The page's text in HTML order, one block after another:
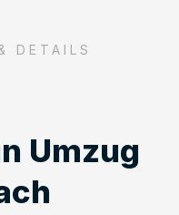
DETAILS
Umzug